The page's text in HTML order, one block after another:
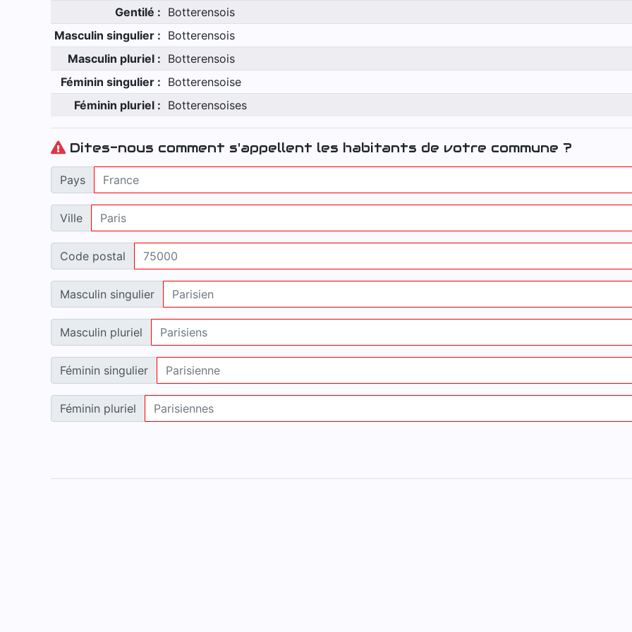
Gentilé : Botterensois
Masculin singulier : Botterensois
Masculin pluriel : Botterensois
Féminin singulier : Botterensoise
Féminin pluriel : Botterensoises
Dites-nous comment s'appellent les habitants de votre commune ?
Pays
Ville
Code postal
Masculin singulier
Masculin pluriel
Féminin singulier
Féminin pluriel